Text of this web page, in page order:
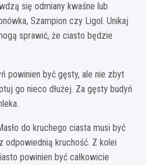
się odmiany kwaśne lub
Szampion czy Ligol. Unikaj
sprawić, że ciasto będzie
powinien być gęsty, ale nie zbyt
go nieco dłużej. Za gęsty budyń
do kruchego ciasta musi być
odpowiednią kruchość. Z kolei
powinien być całkowicie